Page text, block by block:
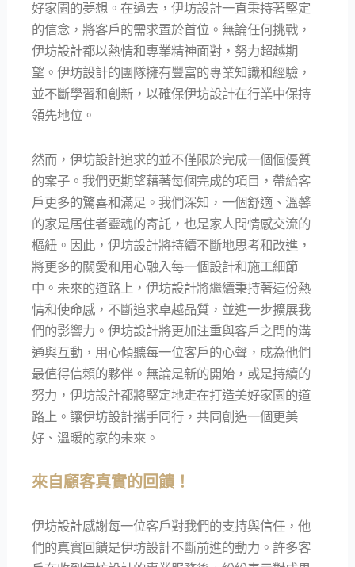
好家園的夢想。在過去，伊坊設計一直秉持著堅定
的信念，將客戶的需求置於首位。無論任何挑戰，
伊坊設計都以熱情和專業精神面對，努力超越期
望。伊坊設計的團隊擁有豐富的專業知識和經驗，
並不斷學習和創新，以確保伊坊設計在行業中保持
領先地位。
然而，伊坊設計追求的並不僅限於完成一個個優質
的案子。我們更期望藉著每個完成的項目，帶給客
戶更多的驚喜和滿足。我們深知，一個舒適、溫馨
的家是居住者靈魂的寄託，也是家人間情感交流的
樞紐。因此，伊坊設計將持續不斷地思考和改進，
將更多的關愛和用心融入每一個設計和施工細節
中。未來的道路上，伊坊設計將繼續秉持著這份熱
情和使命感，不斷追求卓越品質，並進一步擴展我
們的影響力。伊坊設計將更加注重與客戶之間的溝
通與互動，用心傾聽每一位客戶的心聲，成為他們
最值得信賴的夥伴。無論是新的開始，或是持續的
努力，伊坊設計都將堅定地走在打造美好家園的道
路上。讓伊坊設計攜手同行，共同創造一個更美
好、溫暖的家的未來。
來自顧客真實的回饋！
伊坊設計感謝每一位客戶對我們的支持與信任，他
們的真實回饋是伊坊設計不斷前進的動力。許多客